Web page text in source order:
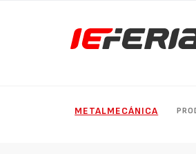
METALMECÁNICA